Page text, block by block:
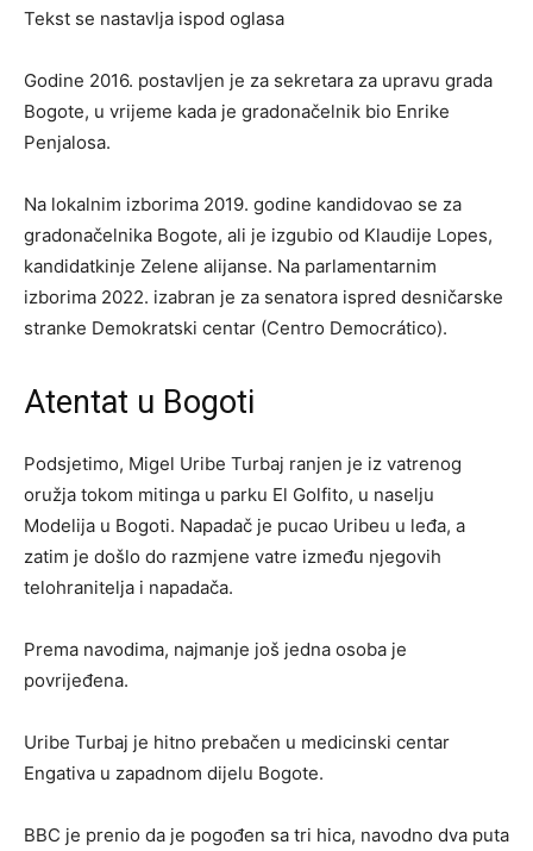
Tekst se nastavlja ispod oglasa
Godine 2016. postavljen je za sekretara za upravu grada
Bogote, u vrijeme kada je gradonačelnik bio Enrike
Penjalosa.
Na lokalnim izborima 2019. godine kandidovao se za
gradonačelnika Bogote, ali je izgubio od Klaudije Lopes,
kandidatkinje Zelene alijanse. Na parlamentarnim
izborima 2022. izabran je za senatora ispred desničarske
stranke Demokratski centar (Centro Democrático).
Atentat u Bogoti
Podsjetimo, Migel Uribe Turbaj ranjen je iz vatrenog
oružja tokom mitinga u parku El Golfito, u naselju
Modelija u Bogoti. Napadač je pucao Uribeu u leđa, a
zatim je došlo do razmjene vatre između njegovih
telohranitelja i napadača.
Prema navodima, najmanje još jedna osoba je
povrijeđena.
Uribe Turbaj je hitno prebačen u medicinski centar
Engativa u zapadnom dijelu Bogote.
BBC je prenio da je pogođen sa tri hica, navodno dva puta